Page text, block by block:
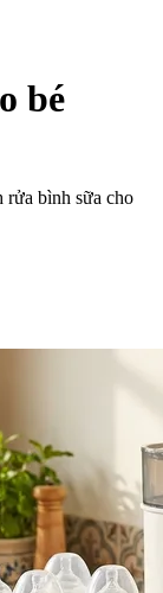
bé
rửa bình sữa cho